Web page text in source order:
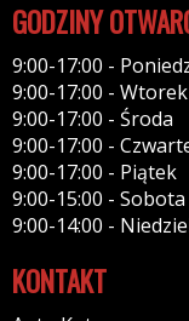
GODZINY
9:00-17:00 -
9:00-17:00 - Wtorek
9:00-17:00 - Środa
9:00-17:00 -
9:00-17:00 - Piątek
9:00-15:00 - Sobota
9:00-14:00 -
KONTAKT